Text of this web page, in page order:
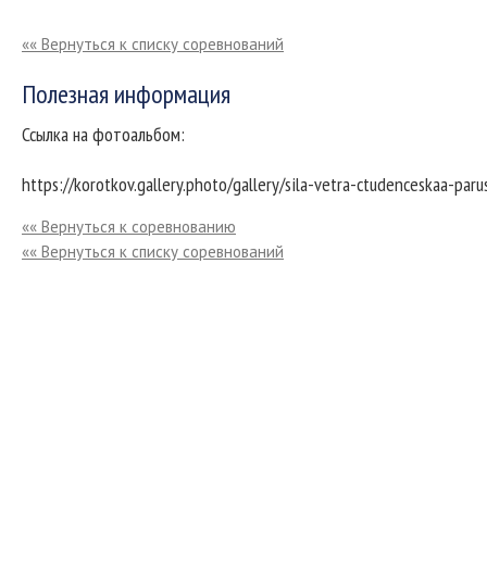
«« Вернуться к списку соревнований
Полезная информация
Ссылка на фотоальбом:
https://korotkov.gallery.photo/gallery/sila-vetra-ctudenceskaa-
«« Вернуться к соревнованию
«« Вернуться к списку соревнований